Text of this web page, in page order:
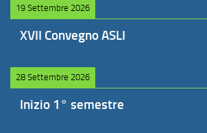
19 Settembre 2026
XVII Convegno ASLI
28 Settembre 2026
Inizio 1° semestre